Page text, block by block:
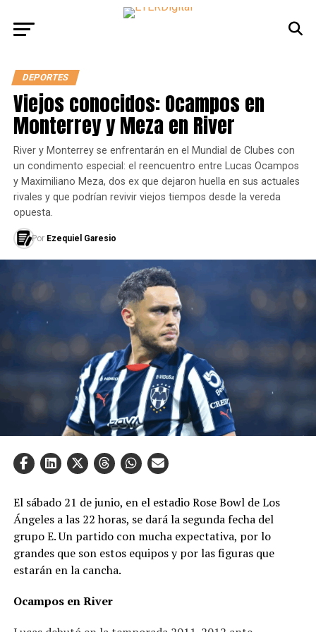
DEPORTES
Viejos conocidos: Ocampos en
Monterrey y Meza en River
River y Monterrey se enfrentarán en el Mundial de Clubes con
un condimento especial: el reencuentro entre Lucas Ocampos
y Maximiliano Meza, dos ex que dejaron huella en sus actuales
rivales y que podrían revivir viejos tiempos desde la vereda
opuesta.
Por Ezequiel Garesio
El sábado 21 de junio, en el estadio Rose Bowl de Los
Ángeles a las 22 horas, se dará la segunda fecha del
grupo E. Un partido con mucha expectativa, por lo
grandes que son estos equipos y por las figuras que
estarán en la cancha.
Ocampos en River